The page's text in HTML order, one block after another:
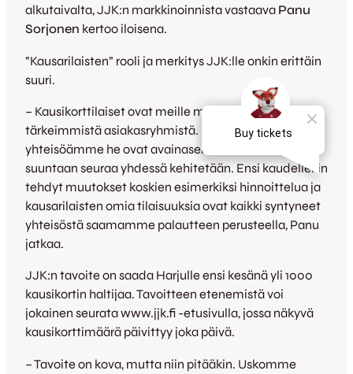
alkutaivalta, JJK:n markkinoinnista vastaava Panu
Sorjonen kertoo iloisena.
”Kausarilaisten” rooli ja merkitys JJK:lle onkin erittäin
suuri.
– Kausikorttilaiset ovat meille monella tavalla yksi
tärkeimmistä asiakasryhmistä. Merkittävänä osana
yhteisöämme he ovat avainasemassa siinä mihin
suuntaan seuraa yhdessä kehitetään. Ensi kaudellekin
tehdyt muutokset koskien esimerkiksi hinnoittelua ja
kausarilaisten omia tilaisuuksia ovat kaikki syntyneet
yhteisöstä saamamme palautteen perusteella, Panu
jatkaa.
JJK:n tavoite on saada Harjulle ensi kesänä yli 1000
kausikortin haltijaa. Tavoitteen etenemistä voi
jokainen seurata www.jjk.fi -etusivulla, jossa näkyvä
kausikorttimäärä päivittyy joka päivä.
– Tavoite on kova, mutta niin pitääkin. Uskomme